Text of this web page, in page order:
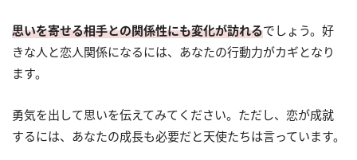
思いを寄せる相手との関係性にも変化が訪れるでしょう。好
きな人と恋人関係になるには、あなたの行動力がカギとなり
ます。
勇気を出して思いを伝えてみてください。ただし、恋が成就
するには、あなたの成長も必要だと天使たちは言っています。